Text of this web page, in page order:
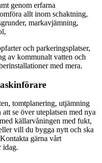
genom erfarna
allt inom schaktning,
markavjämning,
och parkeringsplatser,
av kommunalt vatten och
med mera.
tomtplanering, utjämning
se över uteplatsen med nya
källarvåningen med fukt,
vill du bygga nytt och ska
gärna vårt
idag.